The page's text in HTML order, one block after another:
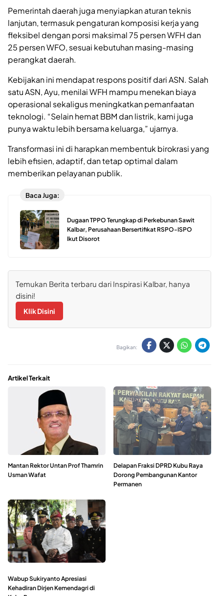
Pemerintah daerah juga menyiapkan aturan teknis
lanjutan, termasuk pengaturan komposisi kerja yang
fleksibel dengan porsi maksimal 75 persen WFH dan
25 persen WFO, sesuai kebutuhan masing-masing
perangkat daerah.
Kebijakan ini mendapat respons positif dari ASN. Salah
satu ASN, Ayu, menilai WFH mampu menekan biaya
operasional sekaligus meningkatkan pemanfaatan
teknologi. “Selain hemat BBM dan listrik, kami juga
punya waktu lebih bersama keluarga,” ujarnya.
Transformasi ini di harapkan membentuk birokrasi yang
lebih efisien, adaptif, dan tetap optimal dalam
memberikan pelayanan publik.
Baca Juga:
Dugaan TPPO Terungkap di Perkebunan Sawit
Kalbar, Perusahaan Bersertifikat RSPO-ISPO
Ikut Disorot
Temukan Berita terbaru dari Inspirasi Kalbar, hanya
disini!
Klik Disini
Bagikan:
Artikel Terkait
Mantan Rektor Untan Prof Thamrin
Usman Wafat
Delapan Fraksi DPRD Kubu Raya
Dorong Pembangunan Kantor
Permanen
Wabup Sukiryanto Apresiasi
Kehadiran Dirjen Kemendagri di